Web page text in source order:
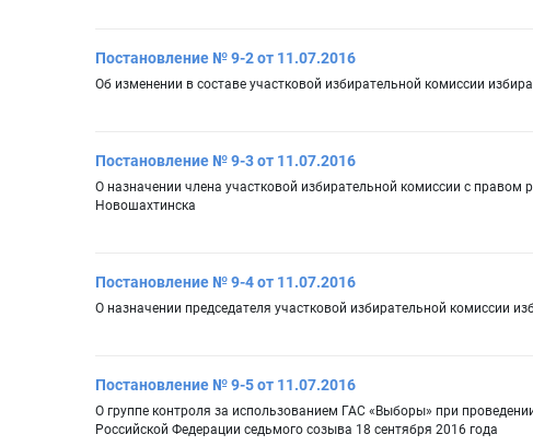
Постановление № 9-2 от 11.07.2016
Об изменении в составе участковой избирательной комиссии
Постановление № 9-3 от 11.07.2016
О назначении члена участковой избирательной комиссии с
Новошахтинска
Постановление № 9-4 от 11.07.2016
О назначении председателя участковой избирательной комиссии
Постановление № 9-5 от 11.07.2016
О группе контроля за использованием ГАС «Выборы» при
Российской Федерации седьмого созыва 18 сентября 2016 года